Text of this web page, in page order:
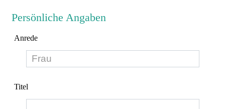
Persönliche Angaben
Anrede
Titel